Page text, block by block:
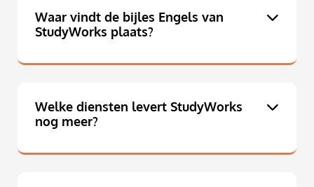
Waar vindt de bijles Engels van
StudyWorks plaats?
Welke diensten levert StudyWorks
nog meer?